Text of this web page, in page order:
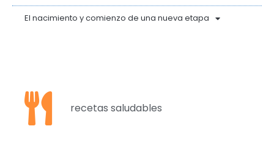
El nacimiento y comienzo de una nueva etapa
recetas saludables